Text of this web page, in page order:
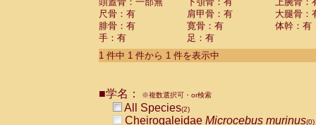
Cebidae Saguinus oedipus
Cebidae Saguinus weddelli
Cebidae Saguinusspp.
Cebidae Aotus trivirgatus
Cebidae Cebus albifrons
CebidaeCebus nigrivittatus
CebidaeCebus
CebidaeSaimiri boliviensis(0)
尺骨：有
肩甲骨：有
大腿骨：
腓骨：有
寛骨：有
体幹：有
手：有
足：有
1 件中 1 件から 1 件を表示中
■学名： ※複数選択可・or検索
All Species(2)
Cheirogaleidae Microcebus murinus(0)